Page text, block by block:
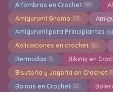
Alfombras en Crochet 99
Amigurumi Gnomo 20
Amigurumi para Principiantes
Aplicaciones en crochet 60
Bermudas 3 Bikinis en
Bisuteria y Joyeria en Crochet
Boinas en Crochet 12